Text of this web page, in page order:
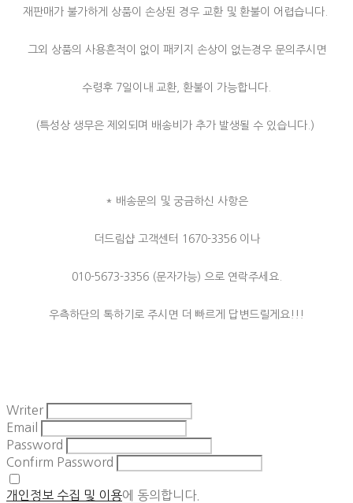
재판매가 불가하게 상품이 손상된 경우 교환 및 환불이 어렵습니다.
그외 상품의 사용흔적이 없이 패키지 손상이 없는경우 문의주시면
수령후 7일이내 교환, 환불이 가능합니다.
(특성상 생무은 제외되며 배송비가 추가 발생될 수 있습니다.)
* 배송문의 및 궁금하신 사항은
더드림샵 고객센터 1670-3356 이나
010-5673-3356 (문자가능) 으로 연락주세요.
우측하단의 톡하기로 주시면 더 빠르게 답변드릴게요!!!
Writer
Email
Password
Confirm Password
개인정보 수집 및 이용에 동의합니다.